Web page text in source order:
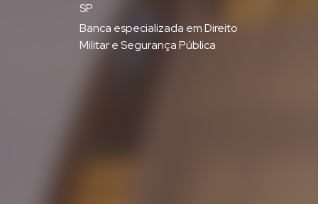
SP
Banca especializada em Direito
Militar e Segurança Pública